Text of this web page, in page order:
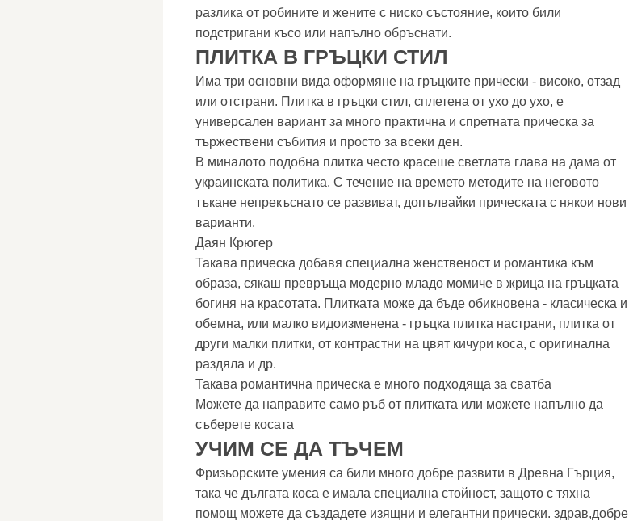
разлика от робините и жените с ниско състояние, които били
подстригани късо или напълно обръснати.
ПЛИТКА В ГРЪЦКИ СТИЛ
Има три основни вида оформяне на гръцките прически - високо, отзад
или отстрани. Плитка в гръцки стил, сплетена от ухо до ухо, е
универсален вариант за много практична и спретната прическа за
тържествени събития и просто за всеки ден.
В миналото подобна плитка често красеше светлата глава на дама от
украинската политика. С течение на времето методите на неговото
тъкане непрекъснато се развиват, допълвайки прическата с някои нови
варианти.
Даян Крюгер
Такава прическа добавя специална женственост и романтика към
образа, сякаш превръща модерно младо момиче в жрица на гръцката
богиня на красотата. Плитката може да бъде обикновена - класическа и
обемна, или малко видоизменена - гръцка плитка настрани, плитка от
други малки плитки, от контрастни на цвят кичури коса, с оригинална
раздяла и др.
Такава романтична прическа е много подходяща за сватба
Можете да направите само ръб от плитката или можете напълно да
съберете косата
УЧИМ СЕ ДА ТЪЧЕМ
Фризьорските умения са били много добре развити в Древна Гърция,
така че дългата коса е имала специална стойност, защото с тяхна
помощ можете да създадете изящни и елегантни прически. здрав,добре